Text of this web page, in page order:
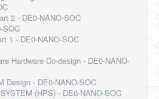
2 - DE0-NANO-SOC
SOC
1 - DE0-NANO-SOC
Hardware Co-design - DE0-NANO-
Design - DE0-NANO-SOC
(HPS) - DE0-NANO-SOC